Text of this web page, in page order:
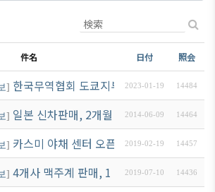
件名 日付 照会
] 한국무역협회 도쿄지부 뉴스레터(1월 3호)
2023-01-19 14484
] 일본 신차판매, 2개월 연속 마이너스
2014-06-09 14464
] 카스미 야채 센터 오픈, 장애인의 자립 촉진
2019-02-19 14457
] 4개사 맥주계 판매, 1 ~ 6월은 약간 감소
2019-07-10 14436